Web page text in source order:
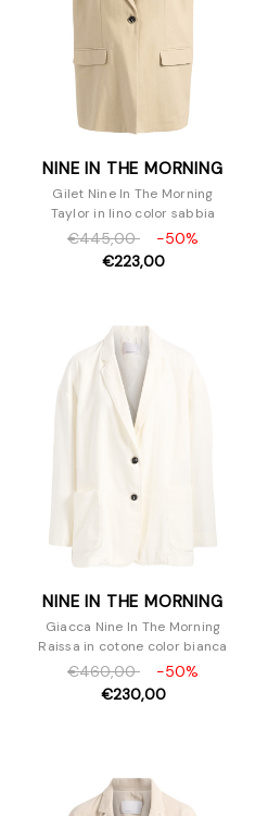
NINE IN THE MORNING
Gilet Nine In The Morning
Taylor in lino color sabbia
€445,00
-50%
€223,00
NINE IN THE MORNING
Giacca Nine In The Morning
Raissa in cotone color bianca
€460,00
-50%
€230,00